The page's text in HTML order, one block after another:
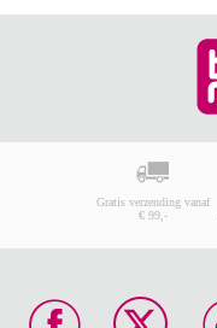
Gratis verzending vanaf
€ 99,-